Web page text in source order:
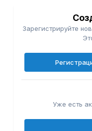
Зарегистрируйте
Уже есть